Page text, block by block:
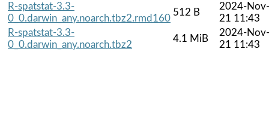
R-spatstat-3.3-
0_0.darwin_any.noarch.tbz2.rmd160
512 B
2024-Nov-
21 11:43
R-spatstat-3.3-
0_0.darwin_any.noarch.tbz2
4.1 MiB
2024-Nov-
21 11:43